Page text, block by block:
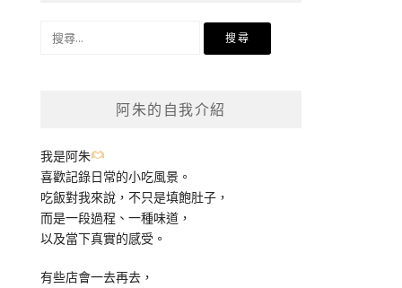
阿朱的自我介紹
我是阿朱
喜歡記錄日常的小吃風景。
吃飯對我來說，不只是填飽肚子，
而是一段過程、一種味道，
以及當下真實的感受。
有些店會一去再去，